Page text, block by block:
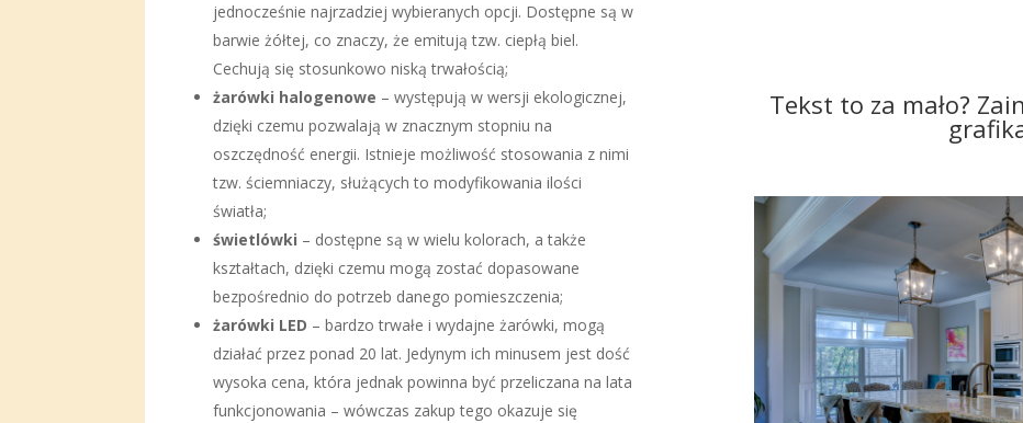
jednocześnie najrzadziej wybieranych opcji. Dostępne są w
barwie żółtej, co znaczy, że emitują tzw. ciepłą biel.
Cechują się stosunkowo niską trwałością;
żarówki halogenowe – występują w wersji ekologicznej,
dzięki czemu pozwalają w znacznym stopniu na
oszczędność energii. Istnieje możliwość stosowania z nimi
tzw. ściemniaczy, służących to modyfikowania ilości
światła;
świetlówki – dostępne są w wielu kolorach, a także
kształtach, dzięki czemu mogą zostać dopasowane
bezpośrednio do potrzeb danego pomieszczenia;
żarówki LED – bardzo trwałe i wydajne żarówki, mogą
działać przez ponad 20 lat. Jedynym ich minusem jest dość
wysoka cena, która jednak powinna być przeliczana na lata
funkcjonowania – wówczas zakup tego okazuje się
Tekst to za mało?